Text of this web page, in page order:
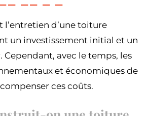
l’entretien d’une toiture
un investissement initial et un
avec le temps, les
et économiques de
ces coûts.